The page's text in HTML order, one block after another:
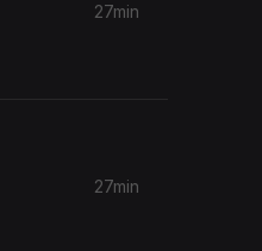
27min
27min